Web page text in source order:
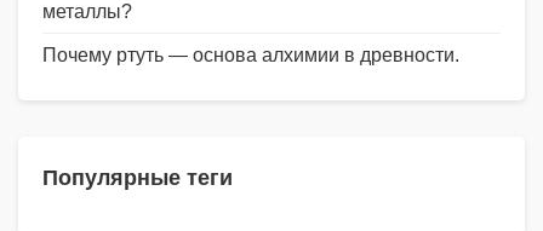
металлы?
Почему ртуть — основа алхимии в древности.
Популярные теги